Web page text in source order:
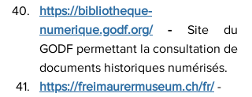
https://bibliotheque-
numerique.godf.org/ - Site du
GODF permettant la consultation de
documents historiques numérisés.
https://freimaurermuseum.ch/fr/ -